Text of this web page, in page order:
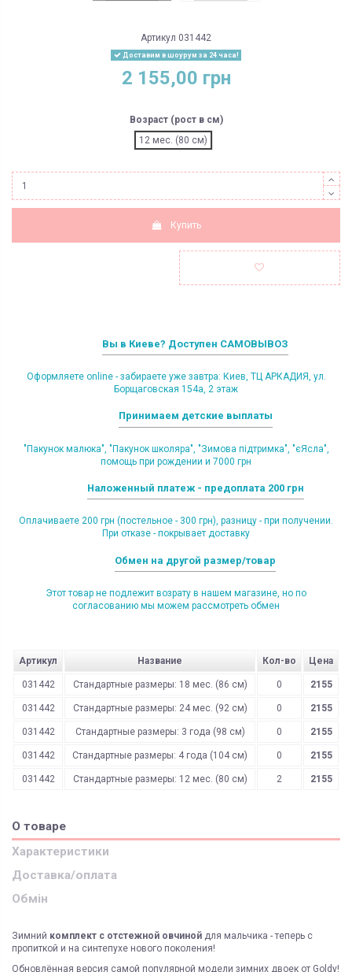
Артикул 031442
Доставим в шоурум за 24 часа!
2 155,00 грн
Возраст (рост в см)
12 мес. (80 см)
Купить
Вы в Киеве? Доступен САМОВЫВОЗ
Оформляете online - забираете уже завтра: Киев, ТЦ АРКАДИЯ, ул.
Борщаговская 154а, 2 этаж
Принимаем детские выплаты
"Пакунок малюка", "Пакунок школяра", "Зимова підтримка", "єЯсла",
помощь при рождении и 7000 грн
Наложенный платеж - предоплата 200 грн
Оплачиваете 200 грн (постельное - 300 грн), разницу - при получении.
При отказе - покрывает доставку
Обмен на другой размер/товар
Этот товар не подлежит возрату в нашем магазине, но по
согласованию мы можем рассмотреть обмен
Артикул Название Кол-во Цена
031442 Стандартные размеры: 18 мес. (86 см) 0 2155
031442 Стандартные размеры: 24 мес. (92 см) 0 2155
031442 Стандартные размеры: 3 года (98 см) 0 2155
031442 Стандартные размеры: 4 года (104 см) 0 2155
031442 Стандартные размеры: 12 мес. (80 см) 2 2155
О товаре
Характеристики
Доставка/оплата
Обмін
Зимний комплект с отстежной овчиной для мальчика - теперь с
пропиткой и на синтепухе нового поколения!
Обновлённая версия самой популярной модели зимних двоек от Goldy!